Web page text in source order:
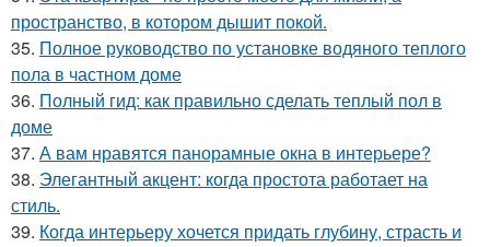
пространство, в котором дышит покой.
35. Полное руководство по установке водяного теплого
пола в частном доме
36. Полный гид: как правильно сделать теплый пол в
доме
37. А вам нравятся панорамные окна в интерьере?
38. Элегантный акцент: когда простота работает на
стиль.
39. Когда интерьеру хочется придать глубину, страсть и